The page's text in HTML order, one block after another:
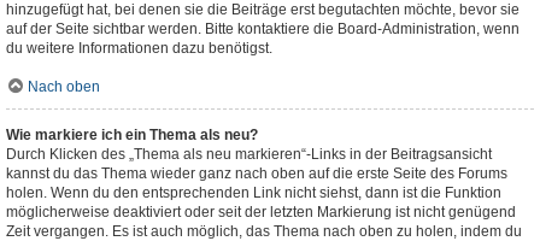
hinzugefügt hat, bei denen sie die Beiträge erst begutachten möchte, bevor sie
auf der Seite sichtbar werden. Bitte kontaktiere die Board-Administration, wenn
du weitere Informationen dazu benötigst.
Nach oben
Wie markiere ich ein Thema als neu?
Durch Klicken des „Thema als neu markieren“-Links in der Beitragsansicht
kannst du das Thema wieder ganz nach oben auf die erste Seite des Forums
holen. Wenn du den entsprechenden Link nicht siehst, dann ist die Funktion
möglicherweise deaktiviert oder seit der letzten Markierung ist nicht genügend
Zeit vergangen. Es ist auch möglich, das Thema nach oben zu holen, indem du